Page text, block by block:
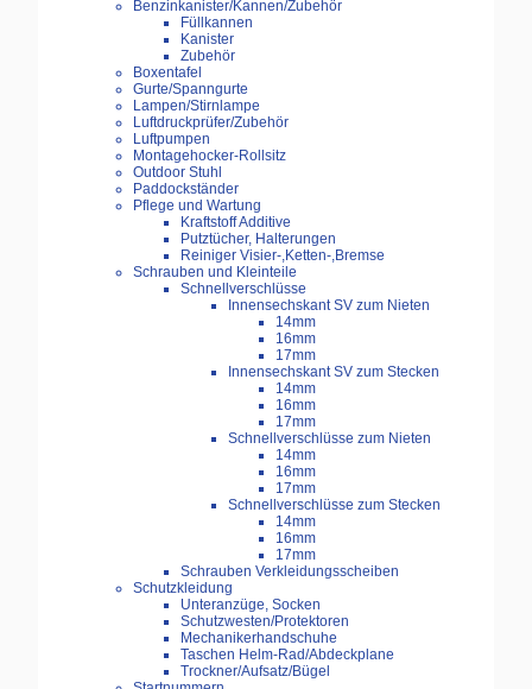
Benzinkanister/Kannen/Zubehör
Füllkannen
Kanister
Zubehör
Boxentafel
Gurte/Spanngurte
Lampen/Stirnlampe
Luftdruckprüfer/Zubehör
Luftpumpen
Montagehocker-Rollsitz
Outdoor Stuhl
Paddockständer
Pflege und Wartung
Kraftstoff Additive
Putztücher, Halterungen
Reiniger Visier-,Ketten-,Bremse
Schrauben und Kleinteile
Schnellverschlüsse
Innensechskant SV zum Nieten
14mm
16mm
17mm
Innensechskant SV zum Stecken
14mm
16mm
17mm
Schnellverschlüsse zum Nieten
14mm
16mm
17mm
Schnellverschlüsse zum Stecken
14mm
16mm
17mm
Schrauben Verkleidungsscheiben
Schutzkleidung
Unteranzüge, Socken
Schutzwesten/Protektoren
Mechanikerhandschuhe
Taschen Helm-Rad/Abdeckplane
Trockner/Aufsatz/Bügel